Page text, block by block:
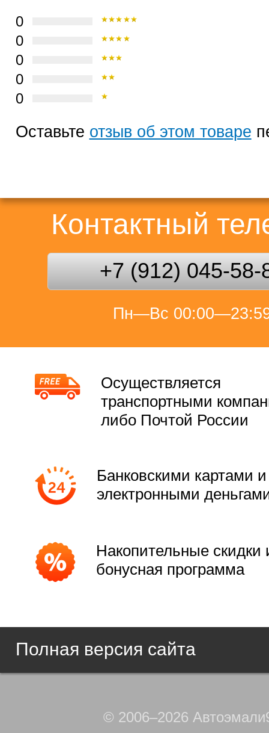
0
0
0
0
0
Оставьте отзыв об этом товаре
Контактный
+7 (912) 045-58-
Пн—Вс
Осуществляется
транспортными
либо Почтой России
Банковскими картами и
электронными
Накопительные скидки
бонусная программа
Полная версия сайта
© 2006–2026